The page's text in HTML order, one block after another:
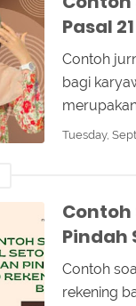
Pasal
Contoh
bagi
Tuesday,
Contoh
Pindah
Contoh
rekening